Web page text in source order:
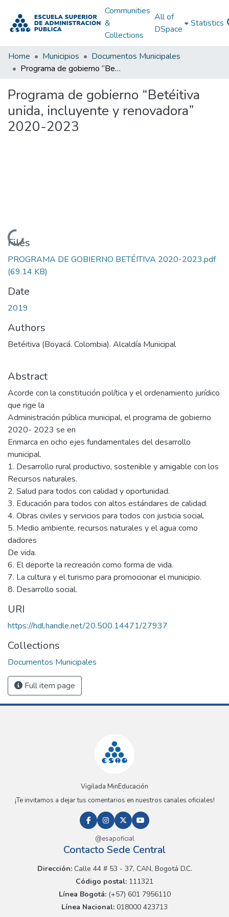
Communities
&
Collections
All of
DSpace
Statistics
Home Municipios
Documentos Municipales
Programa de gobierno “Betéitiva unida, incluyente y renovadora” 2020-2023
Programa de gobierno “Betéitiva
unida, incluyente y renovadora”
2020-2023
Loading...
Files
PROGRAMA DE GOBIERNO BETÉITIVA 2020-2023.pdf
(69.14 KB)
Date
2019
Authors
Betéitiva (Boyacá. Colombia). Alcaldía Municipal
Abstract
Acorde con la constitución política y el ordenamiento jurídico
que rige la
Administración pública municipal, el programa de gobierno
2020- 2023 se en
Enmarca en ocho ejes fundamentales del desarrollo
municipal.
1. Desarrollo rural productivo, sostenible y amigable con los
Recursos naturales.
2. Salud para todos con calidad y oportunidad.
3. Educación para todos con altos estándares de calidad.
4. Obras civiles y servicios para todos con justicia social.
5. Medio ambiente, recursos naturales y el agua como
dadores
De vida.
6. El deporte la recreación como forma de vida.
7. La cultura y el turismo para promocionar el municipio.
8. Desarrollo social.
URI
https://hdl.handle.net/20.500.14471/27937
Collections
Documentos Municipales
Full item page
Vigilada MinEducación
¡Te invitamos a dejar tus comentarios en nuestros canales oficiales!
@esapoficial
Contacto Sede Central
Dirección:Calle 44 # 53 - 37, CAN, Bogotá D.C.
Código postal: 111321
Línea Bogotá:(+57) 601 7956110
Línea Nacional: 018000 423713